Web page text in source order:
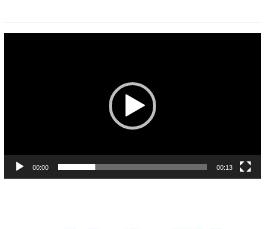
00:00 00:13